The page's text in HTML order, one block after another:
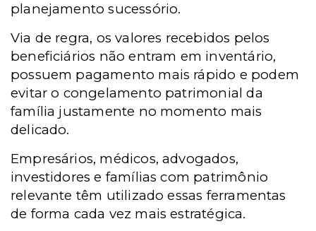
planejamento sucessório.
Via de regra, os valores recebidos pelos
beneficiários não entram em inventário,
possuem pagamento mais rápido e podem
evitar o congelamento patrimonial da
família justamente no momento mais
delicado.
Empresários, médicos, advogados,
investidores e famílias com patrimônio
relevante têm utilizado essas ferramentas
de forma cada vez mais estratégica.